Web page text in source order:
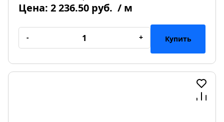
Цена: 2 236.50 руб. / м
- + Купить